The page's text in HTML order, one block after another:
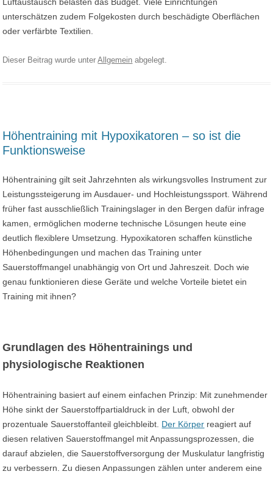
unterschätzen zudem Folgekosten durch beschädigte Oberflächen
oder verfärbte Textilien.
Dieser Beitrag wurde unterAllgemein abgelegt.
Höhentraining mit Hypoxikatoren – so ist die
Funktionsweise
Höhentraining gilt seit Jahrzehnten als wirkungsvolles Instrument zur
Leistungssteigerung im Ausdauer- und Hochleistungssport. Während
früher fast ausschließlich Trainingslager in den Bergen dafür infrage
kamen, ermöglichen moderne technische Lösungen heute eine
deutlich flexiblere Umsetzung. Hypoxikatoren schaffen künstliche
Höhenbedingungen und machen das Training unter
Sauerstoffmangel unabhängig von Ort und Jahreszeit. Doch wie
genau funktionieren diese Geräte und welche Vorteile bietet ein
Training mit ihnen?
Grundlagen des Höhentrainings und
physiologische Reaktionen
Höhentraining basiert auf einem einfachen Prinzip: Mit zunehmender
Höhe sinkt der Sauerstoffpartialdruck in der Luft, obwohl der
prozentuale Sauerstoffanteil gleichbleibt. Der Körper reagiert auf
diesen relativen Sauerstoffmangel mit Anpassungsprozessen, die
darauf abzielen, die Sauerstoffversorgung der Muskulatur langfristig
zu verbessern. Zu diesen Anpassungen zählen unter anderem eine